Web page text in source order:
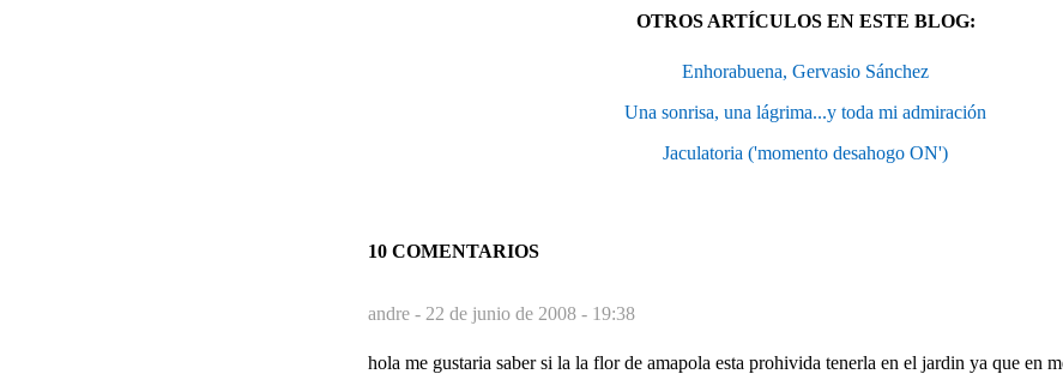
OTROS ARTÍCULOS EN ESTE BLOG:
Enhorabuena, Gervasio Sánchez
Una sonrisa, una lágrima...y toda mi admiración
Jaculatoria ('momento desahogo ON')
10 COMENTARIOS
andre - 22 de junio de 2008 - 19:38
hola me gustaria saber si la la flor de amapola esta prohivida tenerla en el jardin ya que en